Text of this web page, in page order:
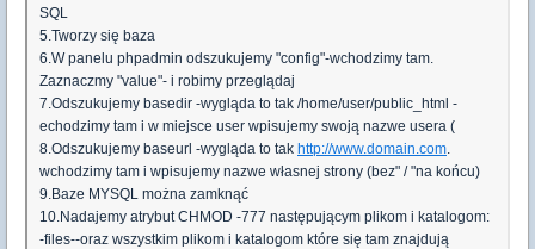
SQL
5.Tworzy się baza
6.W panelu phpadmin odszukujemy "config"-wchodzimy tam.
Zaznaczmy "value"- i robimy przeglądaj
7.Odszukujemy basedir -wygląda to tak /home/user/public_html -
echodzimy tam i w miejsce user wpisujemy swoją nazwe usera (
8.Odszukujemy baseurl -wygląda to tak http://www.domain.com.
wchodzimy tam i wpisujemy nazwe własnej strony (bez" / "na końcu)
9.Baze MYSQL można zamknąć
10.Nadajemy atrybut CHMOD -777 następującym plikom i katalogom:
-files--oraz wszystkim plikom i katalogom które się tam znajdują